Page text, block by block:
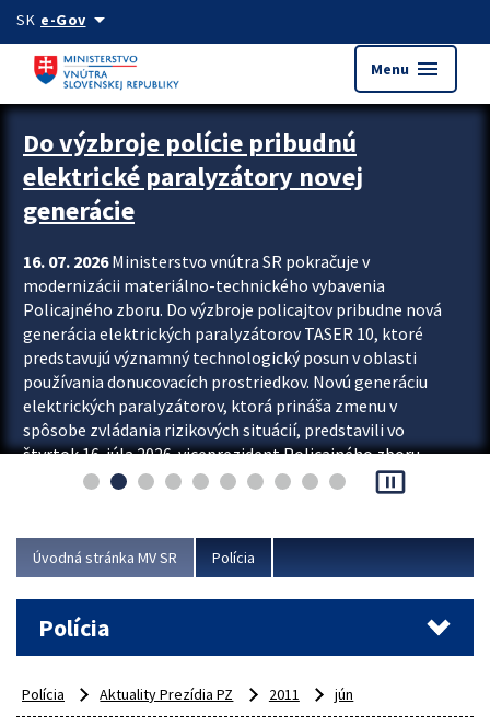
Preskocit na hlavný obsah
SK e-Govarrow_drop_down
Menu menu
Zastavit automatický posun upútavok
Do výzbroje polície pribudnú
elektrické paralyzátory novej
generácie
16. 07. 2026Ministerstvo vnútra SR pokračuje v
modernizácii materiálno-technického vybavenia
Policajného zboru. Do výzbroje policajtov pribudne nová
generácia elektrických paralyzátorov TASER 10, ktoré
predstavujú významný technologický posun v oblasti
používania donucovacích prostriedkov. Novú generáciu
elektrických paralyzátorov, ktorá prináša zmenu v
spôsobe zvládania rizikových situácií, predstavili vo
štvrtok 16. júla 2026 viceprezident Policajného zboru
Rastislav Polakovič a riaditeľ odboru výcviku...
pause_presentation
Úvodná stránka MV SR Polícia
Polícia
Polícia Aktuality Prezídia PZ 2011 jún